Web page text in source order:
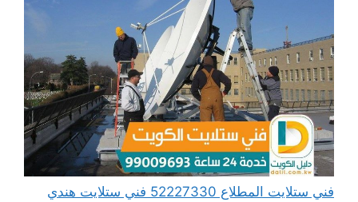
فني ستلايت المطلاع 52227330 فني ستلايت هندي